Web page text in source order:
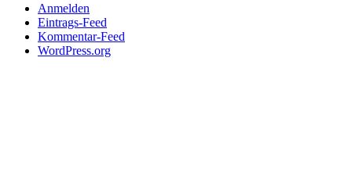
Anmelden
Eintrags-Feed
Kommentar-Feed
WordPress.org